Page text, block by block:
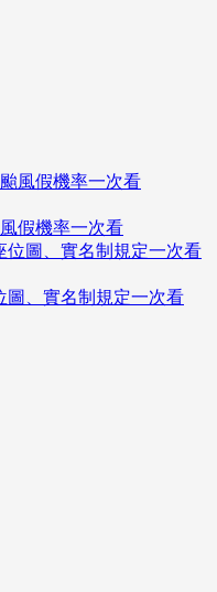
假機率一次看
圖、實名制規定一次看